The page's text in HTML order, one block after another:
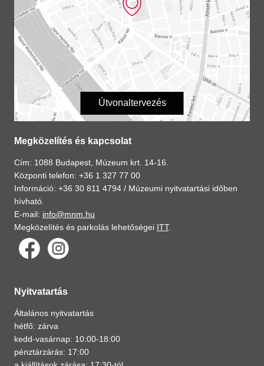
Útvonaltervezés
Megközelítés és kapcsolat
Cím: 1088 Budapest, Múzeum krt. 14-16.
Központi telefon: +36 1 327 77 00
Információ: +36 30 811 4794 / Múzeumi nyitvatartási időben
hívható.
E-mail: info@mnm.hu
Megközelítés és parkolás lehetőségei ITT.
Nyitvatartás
Általános nyitvatartás
hétfő: zárva
kedd-vasárnap: 10:00-18:00
pénztárzárás: 17:00